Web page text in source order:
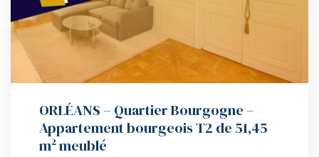
ORLÉANS – Quartier Bourgogne –
Appartement bourgeois T2 de 51,45
m² meublé